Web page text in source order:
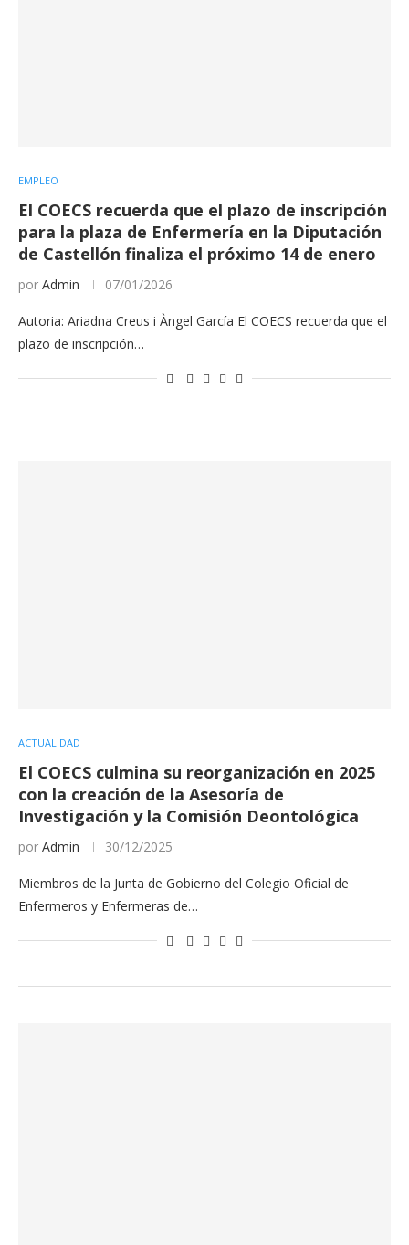
EMPLEO
El COECS recuerda que el plazo de inscripción
para la plaza de Enfermería en la Diputación
de Castellón finaliza el próximo 14 de enero
por Admin 07/01/2026
Autoria: Ariadna Creus i Àngel García El COECS recuerda que el
plazo de inscripción…
ACTUALIDAD
El COECS culmina su reorganización en 2025
con la creación de la Asesoría de
Investigación y la Comisión Deontológica
por Admin 30/12/2025
Miembros de la Junta de Gobierno del Colegio Oficial de
Enfermeros y Enfermeras de…